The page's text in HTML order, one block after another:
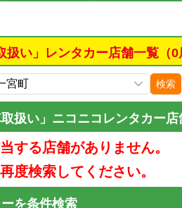
い」レンタカー店舗一覧（0
検索
扱い」ニコニコレンタカー店
する店舗がありません。
度検索してください。
を条件検索